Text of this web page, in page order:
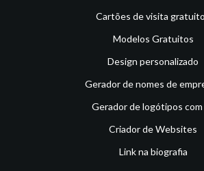
Cartões de visita
Modelos Gratuitos
Design personalizado
Gerador de nomes de
Gerador de logótipos
Criador de Websites
Link na biografia